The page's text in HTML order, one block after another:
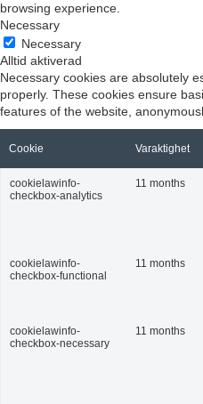
browsing experience.
Necessary
Necessary
Alltid aktiverad
Necessary cookies are absolutely
properly. These cookies ensure
features of the website,
Cookie Varaktighet
cookielawinfo-
checkbox-analytics
11 months
cookielawinfo-
checkbox-functional
11 months
cookielawinfo-
checkbox-necessary
11 months